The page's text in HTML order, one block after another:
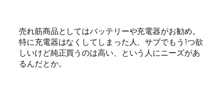
売れ筋商品としてはバッテリーや充電器がお勧め。
特に充電器はなくしてしまった人、サブでもう1つ欲
しいけど純正買うのは高い、という人にニーズがあ
るんだとか。